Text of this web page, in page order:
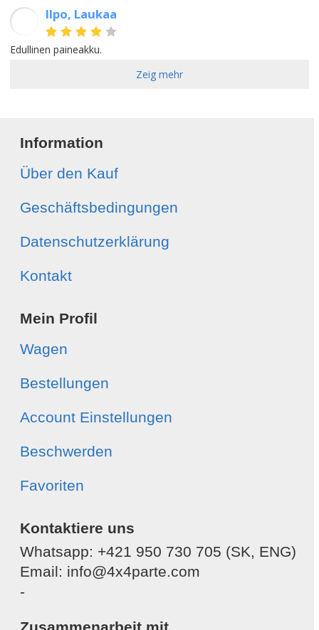
Ilpo, Laukaa
Edullinen paineakku.
Zeig mehr
Information
Über den Kauf
Geschäftsbedingungen
Datenschutzerklärung
Kontakt
Mein Profil
Wagen
Bestellungen
Account Einstellungen
Beschwerden
Favoriten
Kontaktiere uns
Whatsapp: +421 950 730 705 (SK, ENG)
Email: info@4x4parte.com
-